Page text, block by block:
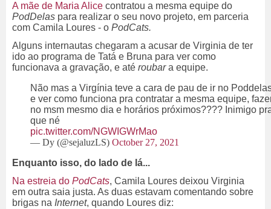
A mãe de Maria Alice contratou a mesma equipe do
PodDelas para realizar o seu novo projeto, em parceria
com Camila Loures - o PodCats.
Alguns internautas chegaram a acusar de Virginia de ter
ido ao programa de Tatá e Bruna para ver como
funcionava a gravação, e até roubara equipe.
Não mas a Virgínia teve a cara de pau de ir no
e ver como funciona pra contratar a mesma equipe,
no msm mesmo dia e horários próximos???? Inimigo
que né
pic.twitter.com/NGWIGWrMao
— Dy (@sejaluzLS) October 27, 2021
Enquanto isso, do lado de lá...
Na estreia do PodCats, Camila Loures deixou Virginia
em outra saia justa. As duas estavam comentando sobre
brigas na Internet, quando Loures diz: